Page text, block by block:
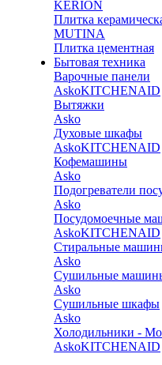
KERION
Плитка
MUTINA
Плитка цементная
Бытовая техника
Варочные панели
AskoKITCHENAID
Вытяжки
Asko
Духовые шкафы
AskoKITCHENAID
Кофемашины
Asko
Подогреватели
Asko
Посудомоечные
AskoKITCHENAID
Стиральные
Asko
Сушильные
Asko
Сушильные шкафы
Asko
Холодильники -
AskoKITCHENAID